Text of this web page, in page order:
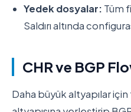
Yedek dosyalar: Tüm
Saldırı altında
CHR ve BGP
Daha büyük altyapılar